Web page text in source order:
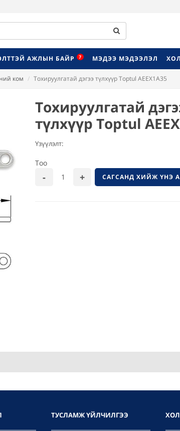
АЖЛЫН БАЙР 7 МЭДЭЭ МЭДЭЭЛЭЛ
ком Тохируулгатай дэгээ түлхүүр Toptul AEEX1A35
Тохируулгатай
түлхүүр Toptul
Үзүүлэлт:
Тоо
САГСАНД ХИЙЖ ҮНЭ
ТУСЛАМЖ ҮЙЛЧИЛГЭЭ